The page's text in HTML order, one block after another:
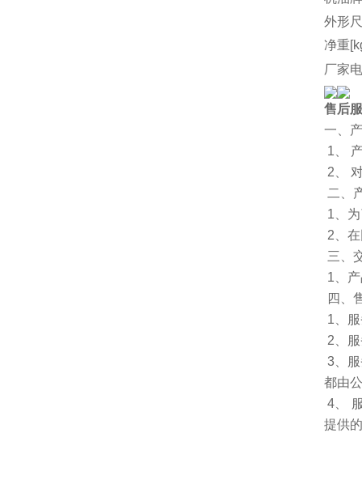
外形
净重
厂家
售后
一、
1、
2、
二、
1、
2、
三、
1、
四、
1、
2、
3、
都由
4、
提供